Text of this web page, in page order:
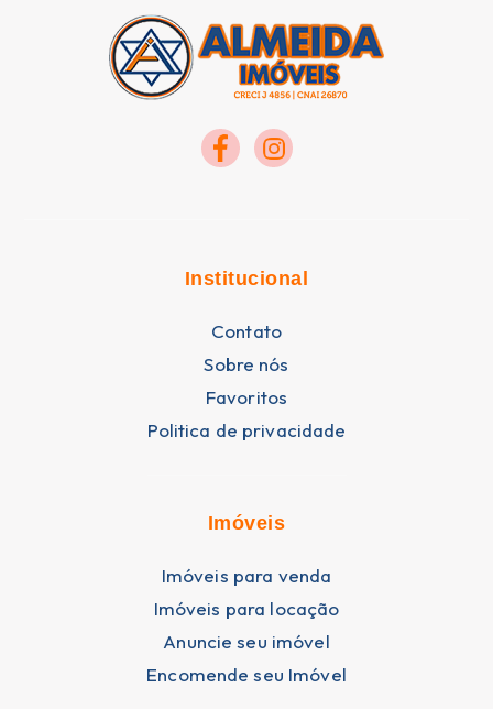
Institucional
Contato
Sobre nós
Favoritos
Politica de privacidade
Imóveis
Imóveis para venda
Imóveis para locação
Anuncie seu imóvel
Encomende seu Imóvel